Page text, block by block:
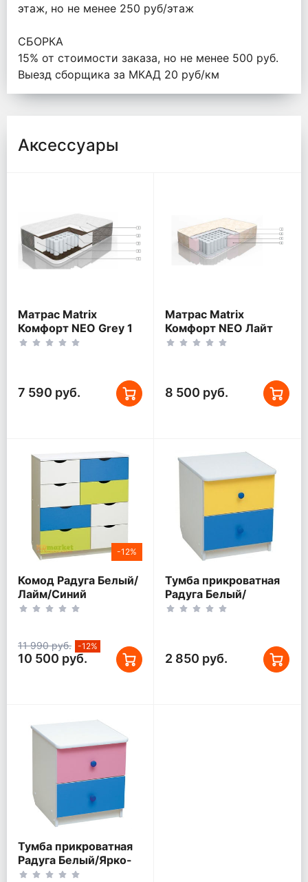
этаж, но не менее 250 руб/этаж
СБОРКА
15% от стоимости заказа, но не менее 500 руб.
Выезд сборщика за МКАД 20 руб/км
Аксессуары
Матрас Matrix
Комфорт NEO Grey 1
80x170 см
7 590 руб.
Матрас Matrix
Комфорт NEO Лайт
80x170 см
8 500 руб.
-12%
Комод Радуга Белый/
Лайм/Синий
11 990 руб. -12%
10 500 руб.
Тумба прикроватная
Радуга Белый/
Желтый/Синий
2 850 руб.
Тумба прикроватная
Радуга Белый/Ярко-
розовый/Синий